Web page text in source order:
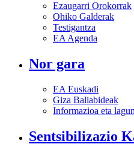
Ezaugarri Orokorrak
Ohiko Galderak
Testigantza
EA Agenda
Nor gara
EA Euskadi
Giza Baliabideak
Informazioa eta
Sentsibilizazio